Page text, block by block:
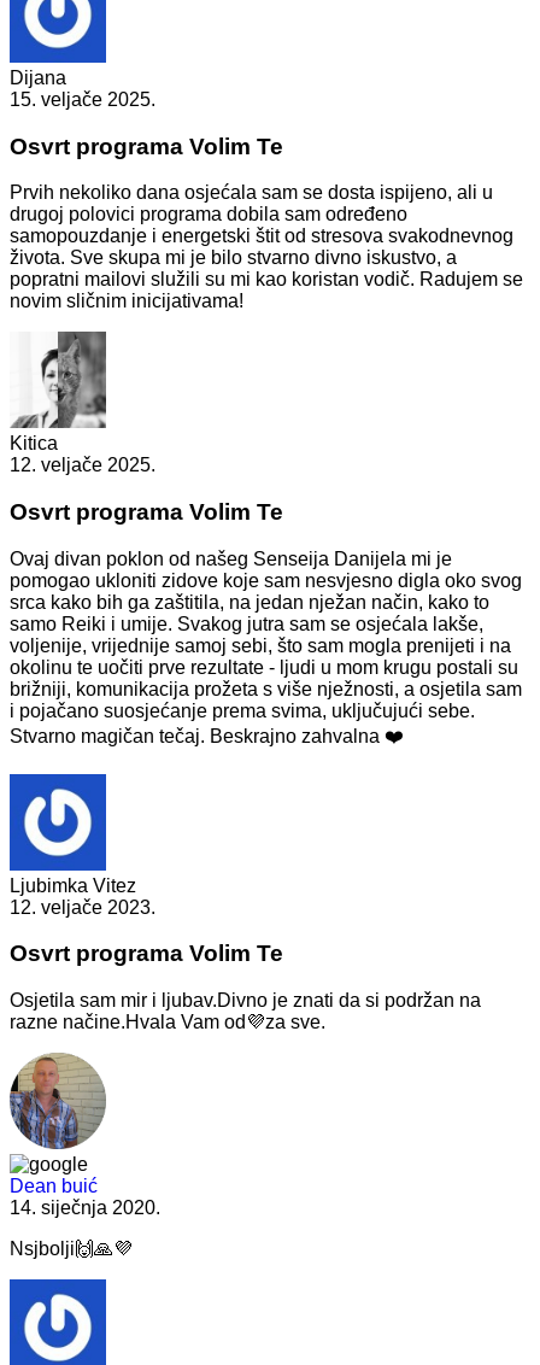
Dijana
15. veljače 2025.
Osvrt programa Volim Te
Prvih nekoliko dana osjećala sam se dosta ispijeno, ali u
drugoj polovici programa dobila sam određeno
samopouzdanje i energetski štit od stresova svakodnevnog
života. Sve skupa mi je bilo stvarno divno iskustvo, a
popratni mailovi služili su mi kao koristan vodič. Radujem se
novim sličnim inicijativama!
Kitica
12. veljače 2025.
Osvrt programa Volim Te
Ovaj divan poklon od našeg Senseija Danijela mi je
pomogao ukloniti zidove koje sam nesvjesno digla oko svog
srca kako bih ga zaštitila, na jedan nježan način, kako to
samo Reiki i umije. Svakog jutra sam se osjećala lakše,
voljenije, vrijednije samoj sebi, što sam mogla prenijeti i na
okolinu te uočiti prve rezultate - ljudi u mom krugu postali su
brižniji, komunikacija prožeta s više nježnosti, a osjetila sam
i pojačano suosjećanje prema svima, uključujući sebe.
Stvarno magičan tečaj. Beskrajno zahvalna ❤️
Ljubimka Vitez
12. veljače 2023.
Osvrt programa Volim Te
Osjetila sam mir i ljubav.Divno je znati da si podržan na
razne načine.Hvala Vam od💜za sve.
Dean buić
14. siječnja 2020.
Nsjbolji🙌🙏💜